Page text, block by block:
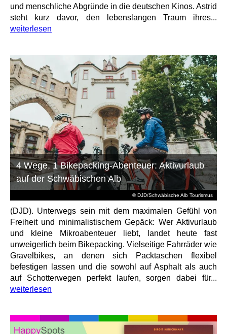
und menschliche Abgründe in die deutschen Kinos. Astrid
steht kurz davor, den lebenslangen Traum ihres...
weiterlesen
© DJD/Schwäbische Alb Tourismus
4 Wege, 1 Bikepacking-Abenteuer: Aktivurlaub
auf der Schwäbischen Alb
(DJD). Unterwegs sein mit dem maximalen Gefühl von
Freiheit und minimalistischem Gepäck: Wer Aktivurlaub
und kleine Mikroabenteuer liebt, landet heute fast
unweigerlich beim Bikepacking. Vielseitige Fahrräder wie
Gravelbikes, an denen sich Packtaschen flexibel
befestigen lassen und die sowohl auf Asphalt als auch
auf Schotterwegen perfekt laufen, sorgen dabei für...
weiterlesen